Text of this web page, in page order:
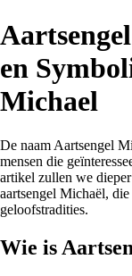
en
Michael
De naam Aartsengel
mensen die
artikel zullen we
aartsengel Michaël,
geloofstradities.
Wie is